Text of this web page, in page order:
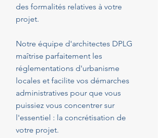
des formalités relatives à votre
projet.
Notre équipe d'architectes DPLG
maîtrise parfaitement les
réglementations d'urbanisme
locales et facilite vos démarches
administratives pour que vous
puissiez vous concentrer sur
l'essentiel : la concrétisation de
votre projet.